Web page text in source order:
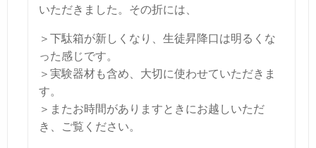
いただきました。その折には、
＞下駄箱が新しくなり、生徒昇降口は明るくな
った感じです。
＞実験器材も含め、大切に使わせていただきま
す。
＞またお時間がありますときにお越しいただ
き、ご覧ください。